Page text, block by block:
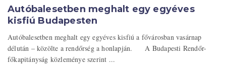
Autóbalesetben meghalt egy egyéves
kisfiú Budapesten
Autóbalesetben meghalt egy egyéves kisfiú a fővárosban vasárnap
délután – közölte a rendőrség a honlapján. A Budapesti Rendőr-
főkapitányság közleménye szerint ...